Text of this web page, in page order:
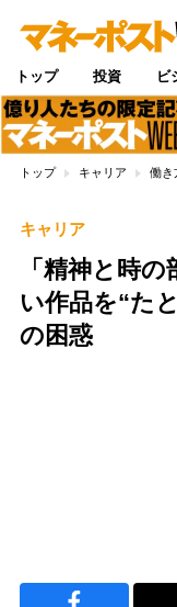
トップ 投資 ビ
トップ キャリア 働き
キャリア
「精神と時
い作品を“た
の困惑